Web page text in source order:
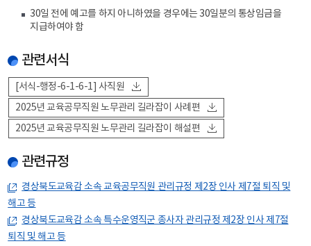
30일 전에 예고를 하지 아니하였을 경우에는 30일분의 통상임금을
지급하여야 함
관련서식
[서식-행정-6-1-6-1] 사직원
2025년 교육공무직원 노무관리 길라잡이 사례편
2025년 교육공무직원 노무관리 길라잡이 해설편
관련규정
경상북도교육감 소속 교육공무직원 관리규정 제2장 인사 제7절 퇴직 및
해고 등
경상북도교육감 소속 특수운영직군 종사자 관리규정 제2장 인사 제7절
퇴직 및 해고 등